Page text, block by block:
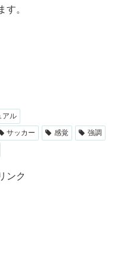
す。
アル
サッカー 感覚
強調
ンク